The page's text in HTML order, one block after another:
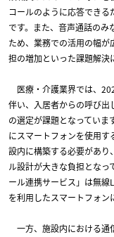
コールのように応答でき
です。また、音声通話のみ
ため、業務での活用の幅が
担の増加といった課題解決
医療・介護業界では、
伴い、入居者からの呼び出
の選定が課題となっていま
にスマートフォンを使用
設内に構築する必要があり
ル設計が大きな負担となっ
ール連携サービス」は無線
を利用したスマートフォン
一方、施設内における通